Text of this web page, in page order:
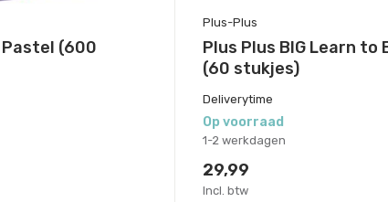
(600
Plus-Plus
Plus Plus BIG Learn to
(60 stukjes)
Deliverytime
Op voorraad
1-2 werkdagen
29,99
Incl. btw